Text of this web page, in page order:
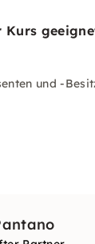
Kurs
und -